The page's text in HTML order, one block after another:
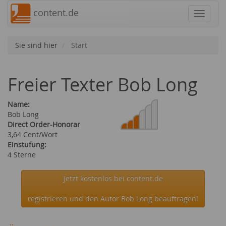
content.de
Sie sind hier Start
Freier Texter Bob Long
Name:
Bob Long
Direct Order-Honorar
3,64 Cent/Wort
Einstufung:
4 Sterne
Jetzt kostenlos bei content.de
registrieren und den Autor Bob Long beauftragen!